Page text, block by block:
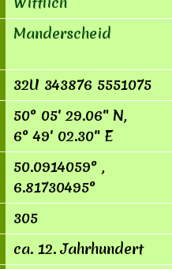
Manderscheid
32U 343876 5551075
50° 05′ 29.06″ N,
6° 49′ 02.30″ E
50.0914059° ,
6.81730495°
305
ca. 12. Jahrhundert